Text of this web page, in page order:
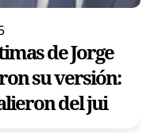
de Jorge
su versión:
del jui